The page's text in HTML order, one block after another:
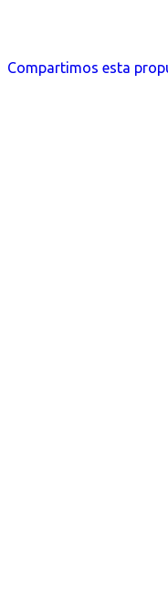
Compartimos esta